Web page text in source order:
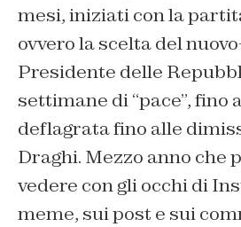
mesi, iniziati con la
ovvero la scelta del
Presidente delle
settimane di “pace”, fino
deflagrata fino alle
Draghi. Mezzo anno che
vedere con gli occhi di
meme, sui post e sui